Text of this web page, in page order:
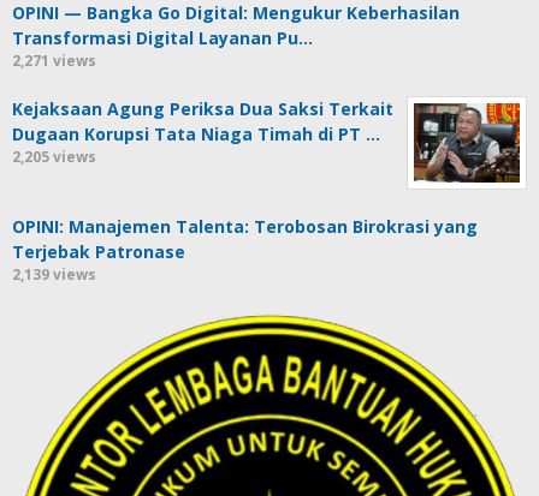
OPINI — Bangka Go Digital: Mengukur Keberhasilan
Transformasi Digital Layanan Pu…
2,271 views
Kejaksaan Agung Periksa Dua Saksi Terkait
Dugaan Korupsi Tata Niaga Timah di PT …
2,205 views
OPINI: Manajemen Talenta: Terobosan Birokrasi yang
Terjebak Patronase
2,139 views